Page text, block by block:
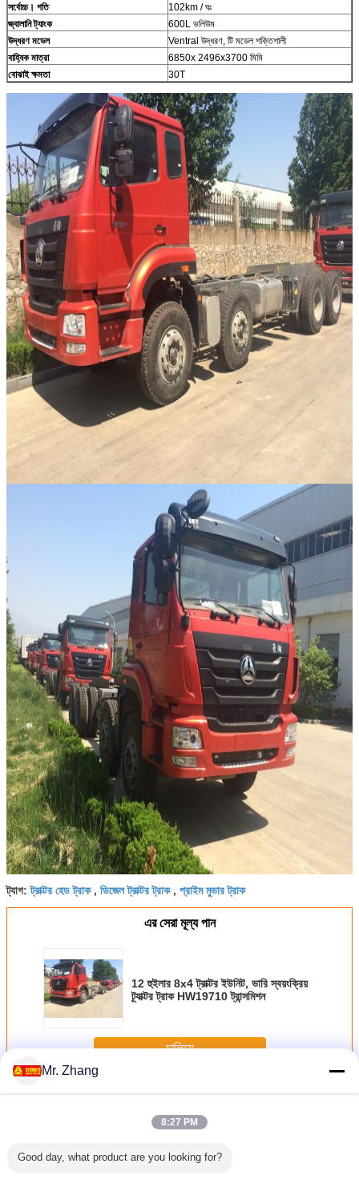
সর্বোচ্চ। গতি
102km / ঘঃ
জ্বালানি ট্যাংক
600L ভলিউম
উদ্ধরণ মডেল
Ventral উদ্ধরণ, টি মডেল শক্তিশালী
বাহ্যিক মাত্রা
6850x 2496x3700 মিমি
বোঝাই ক্ষমতা
30T
ট্যাগ:ট্রাক্টর হেড ট্রাক, ডিজেল ট্রাক্টর ট্রাক, প্রাইম মুভার ট্রাক
এর সেরা মূল্য পান
12 হুইলার 8x4 ট্রাক্টর ইউনিট, ভারি স্বয়ংক্রিয়
ট্র্যাক্টর ট্রাক HW19710 ট্রান্সমিশন
চালিয়ে
অধিকট্রাক্টর ট্রেলার ট্রাক
Mr. Zhang
8:27 PM
Good day, what product are you looking for?